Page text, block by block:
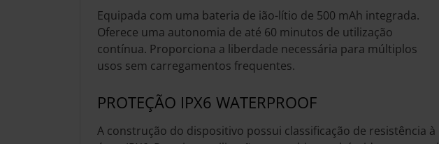
Equipada com uma bateria de ião-lítio de 500 mAh integrada.
Oferece uma autonomia de até 60 minutos de utilização
contínua. Proporciona a liberdade necessária para múltiplos
usos sem carregamentos frequentes.
PROTEÇÃO IPX6 WATERPROOF
A construção do dispositivo possui classificação de resistência à